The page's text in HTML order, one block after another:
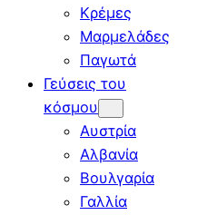
Κρέμες
Μαρμελάδες
Παγωτά
Γεύσεις του
κόσμου
Αυστρία
Αλβανία
Βουλγαρία
Γαλλία